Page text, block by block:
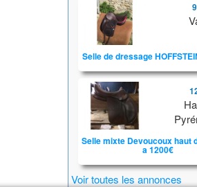
Selle de dressage
Selle mixte Devoucoux haut
a 1200€
Voir toutes les annonces